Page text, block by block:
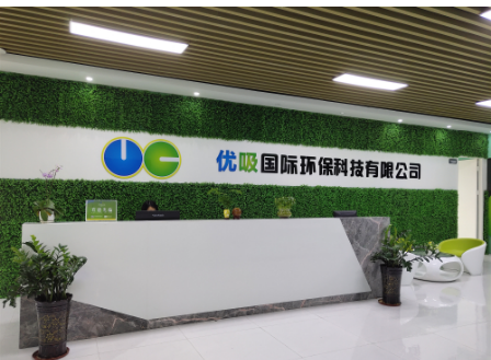
专利保护优势、双甲资质
企业（“室内环境净化治理
甲级施工资质”“室内环境
污染治理资质等级证
书”）、拥有多名高级《环
境工程高级工程师》室内
空气治理资格认证的治理
人员、掌握室内空气净化
治理实用技术和五项专利
技术、八项计算机软件著
作权登记证书等。研发实